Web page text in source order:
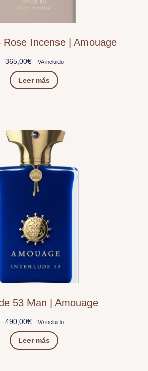
Incense | Amouage
365,00€ IVA incluido
Leer más
53 Man | Amouage
490,00€ IVA incluido
Leer más